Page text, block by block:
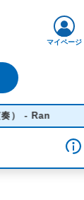
マイページ